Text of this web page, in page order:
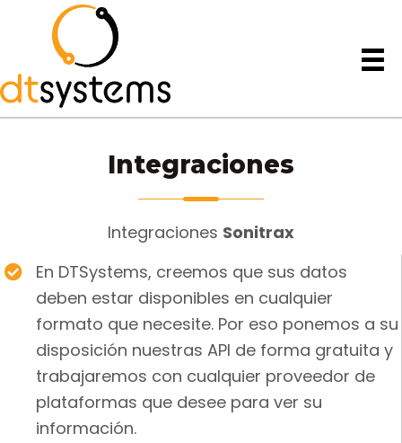
Integraciones
Integraciones Sonitrax
En DTSystems, creemos que sus datos
deben estar disponibles en cualquier
formato que necesite. Por eso ponemos a su
disposición nuestras API de forma gratuita y
trabajaremos con cualquier proveedor de
plataformas que desee para ver su
información.